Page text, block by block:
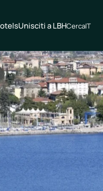
Unisciti a LBHCercaIT